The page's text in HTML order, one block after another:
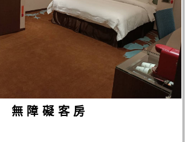
無障礙客房